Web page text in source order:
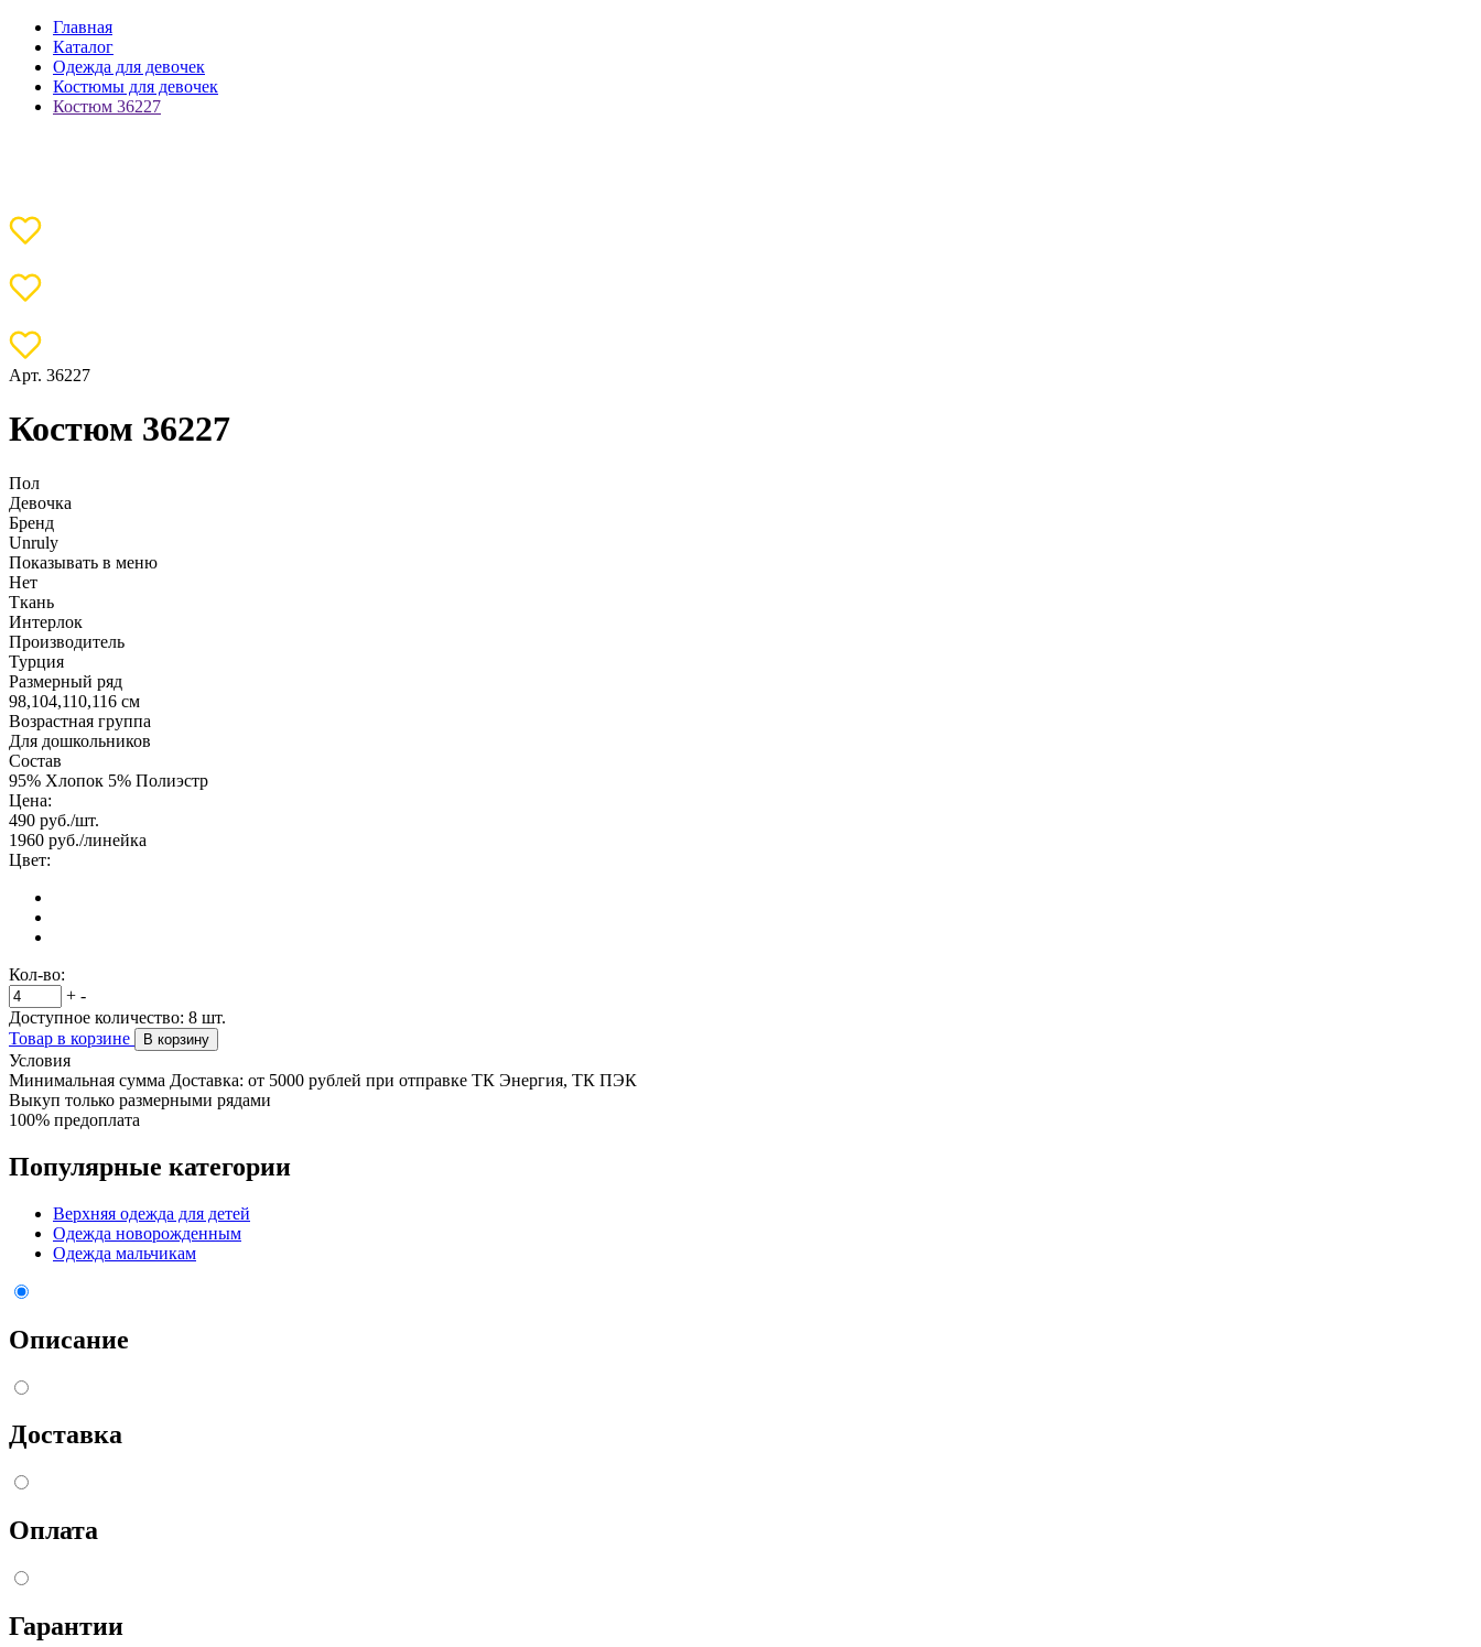
Главная
Каталог
Одежда для девочек
Костюмы для девочек
Костюм 36227
Арт. 36227
Костюм 36227
Пол
Девочка
Бренд
Unruly
Показывать в меню
Нет
Ткань
Интерлок
Производитель
Турция
Размерный ряд
98,104,110,116 см
Возрастная группа
Для дошкольников
Состав
95% Хлопок 5% Полиэстр
Цена:
490 руб./шт.
1960 руб./линейка
Цвет:
Кол-во:
+ -
Доступное количество: 8 шт.
Товар в корзине
В корзину
Условия
Минимальная сумма Доставка: от 5000 рублей при отправке ТК Энергия, ТК ПЭК
Выкуп только размерными рядами
100% предоплата
Популярные категории
Верхняя одежда для детей
Одежда новорожденным
Одежда мальчикам
Описание
Доставка
Оплата
Гарантии